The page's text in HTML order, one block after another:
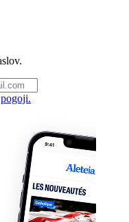
pogoji.